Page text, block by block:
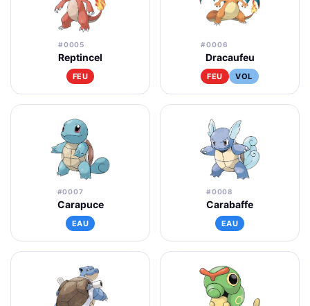
#0005
Reptincel
FEU
#0006
Dracaufeu
FEU VOL
#0007
Carapuce
EAU
#0008
Carabaffe
EAU